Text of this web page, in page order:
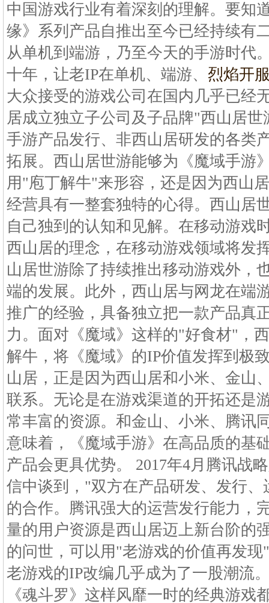
中国游戏行业有着深刻的理解。要知
缘》系列产品自推出至今已经持续有
从单机到端游，乃至今天的手游时代
十年，让老IP在单机、端游、 烈焰开
大众接受的游戏公司在国内几乎已经
居成立独立子公司及子品牌"西山居
手游产品发行、非西山居研发的各类
拓展。西山居世游能够为《魔域手游
用"庖丁解牛"来形容，还是因为西山
经营具有一整套独特的心得。西山居
自己独到的认知和见解。在移动游戏
西山居的理念，在移动游戏领域将发
山居世游除了持续推出移动游戏外，
端的发展。此外，西山居与网龙在端
推广的经验，具备独立把一款产品真
力。面对《魔域》这样的"好食材"，
解牛，将《魔域》的IP价值发挥到极
山居，正是因为西山居和小米、金山
联系。无论是在游戏渠道的开拓还是
常丰富的资源。和金山、小米、腾讯
意味着，《魔域手游》在高品质的基
产品会更具优势。 2017年4月腾讯战
信中谈到，"双方在产品研发、发行
的合作。腾讯强大的运营发行能力，
量的用户资源是西山居迈上新台阶的
的问世，可以用"老游戏的价值再发
老游戏的IP改编几乎成为了一股潮流
《魂斗罗》这样风靡一时的经典游戏